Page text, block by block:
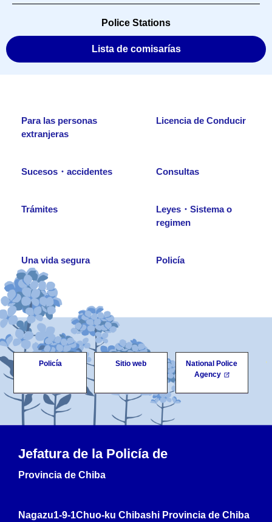
Police Stations
Lista de comisarías
Para las personas
extranjeras
Licencia de Conducir
Sucesos・accidentes Consultas
Trámites
Leyes・Sistema o
regimen
Una vida segura Policía
Policía Sitio web
National Police
Agency
Jefatura de la Policía de
Provincia de Chiba
Nagazu1-9-1Chuo-ku Chibashi Provincia de Chiba